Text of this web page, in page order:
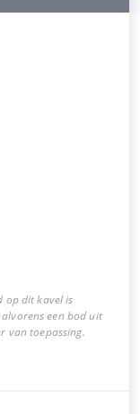
op dit kavel is
een bod uit
van toepassing.